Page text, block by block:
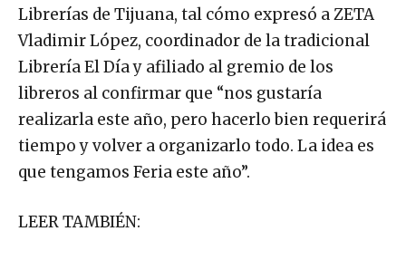
Librerías de Tijuana, tal cómo expresó a ZETA
Vladimir López, coordinador de la tradicional
Librería El Día y afiliado al gremio de los
libreros al confirmar que “nos gustaría
realizarla este año, pero hacerlo bien requerirá
tiempo y volver a organizarlo todo. La idea es
que tengamos Feria este año”.
LEER TAMBIÉN: